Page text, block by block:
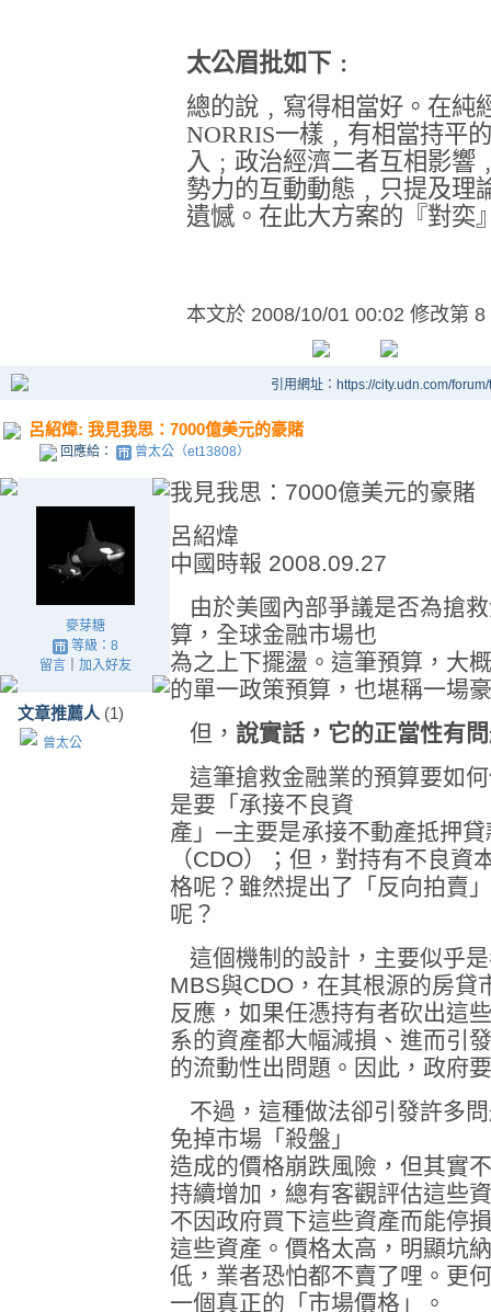
太公眉批如下﹕
總的說﹐寫得相當好。在純
NORRIS一樣﹐有相當持平
入﹔政治經濟二者互相影響
勢力的互動動態﹐只提及理
遺憾。在此大方案的『對奕
本文於 2008/10/01 00:02 修改第 8
引用網址：https://city.udn.com/
呂紹煒: 我見我思：7000億美元的豪賭
回應給： 曾太公（et13808）
麥芽糖
等級：8
留言｜ 加入好友
文章推薦人 (1)
曾太公
我見我思：7000億美元的豪賭
呂紹煒
中國時報 2008.09.27
由於美國內部爭議是否為搶
算，全球金融市場也
為之上下擺盪。這筆預算，大
的單一政策預算，也堪稱一場
但， 說實話，它的正當性有
這筆搶救金融業的預算要如
是要「承接不良資
產」─主要是承接不動產抵押
（CDO）；但，對持有不良
格呢？雖然提出了「反向拍賣
呢？
這個機制的設計，主要似乎
MBS與CDO，在其根源的房貸
反應，如果任憑持有者砍出這
系的資產都大幅減損、進而引
的流動性出問題。因此，政府
不過，這種做法卻引發許多
免掉市場「殺盤」
造成的價格崩跌風險，但其實
持續增加，總有客觀評估這些
不因政府買下這些資產而能停
這些資產。價格太高，明顯坑
低，業者恐怕都不賣了哩。更
一個真正的「市場價格」。